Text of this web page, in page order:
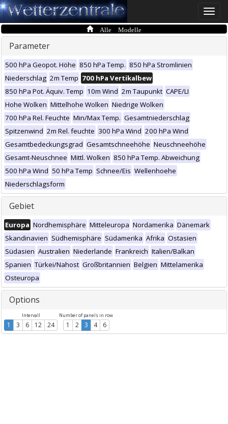
Toggle
Alle Modelle
Parameter
500 hPa Geopot. Höhe 850 hPa Temp. 850 hPa Stromlinien
Niederschlag 2m Temp 700 hPa Vertikalbew
850 hPa Pot. Äquiv. Temp 10m Wind 2m Taupunkt CAPE/LI
Hohe Wolken Mittelhohe Wolken Niedrige Wolken
700 hPa Rel. Feuchte Min/Max Temp. Gesamtniederschlag
Spitzenwind 2m Rel. feuchte 300 hPa Wind 200 hPa Wind
Gesamtbedeckungsgrad Gesamtschneehöhe Neuschneehöhe
Gesamt-Neuschnee Mittl. Wolken 850 hPa Temp. Abweichung
500 hPa Wind 50 hPa Temp Schnee/Eis Wellenhoehe
Niederschlagsform
Gebiet
Europa Nordhemisphäre Mitteleuropa Nordamerika Dänemark
Skandinavien Südhemisphäre Südamerika Afrika Ostasien
Südasien Australien Niederlande Frankreich Italien/Balkan
Spanien Türkei/Nahost Großbritannien Belgien Mittelamerika
Osteuropa
Options
Intervall
1 3 6 12 24
Number of panels in row
1 2 3 4 6